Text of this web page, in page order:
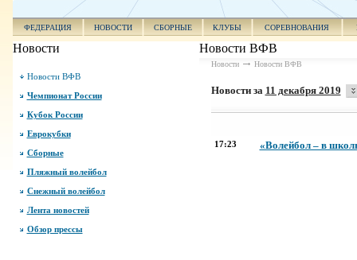
ФЕДЕРАЦИЯ НОВОСТИ СБОРНЫЕ КЛУБЫ СОРЕВНОВАНИЯ
Новости
Новости ВФВ
Чемпионат России
Кубок России
Еврокубки
Сборные
Пляжный волейбол
Снежный волейбол
Лента новостей
Обзор прессы
Новости ВФВ
Новости Новости ВФВ
Новости за 11 декабря 2019
17:23 «Волейбол – в